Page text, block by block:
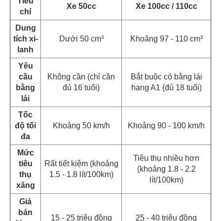
chí
Xe 50cc Xe 100cc / 110cc
Dung
tích xi-
lanh
Dưới 50 cm³ Khoảng 97 - 110 cm³
Yêu
cầu
bằng
lái
Không cần (chỉ cần
đủ 16 tuổi)
Bắt buộc có bằng lái
hạng A1 (đủ 18 tuổi)
Tốc
độ tối
đa
Khoảng 50 km/h Khoảng 90 - 100 km/h
Mức
tiêu
thụ
xăng
Rất tiết kiệm (khoảng
1.5 - 1.8 lít/100km)
Tiêu thụ nhiều hơn
(khoảng 1.8 - 2.2
lít/100km)
Giá
bán
15 - 25 triệu đồng 25 - 40 triệu đồng